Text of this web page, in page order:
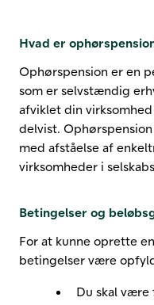
Hvad er
Ophørspension er en
som er selvstændig
afviklet din
delvist.
med afståelse af
virksomheder i
Betingelser og
For at kunne oprette
betingelser være
Du skal være